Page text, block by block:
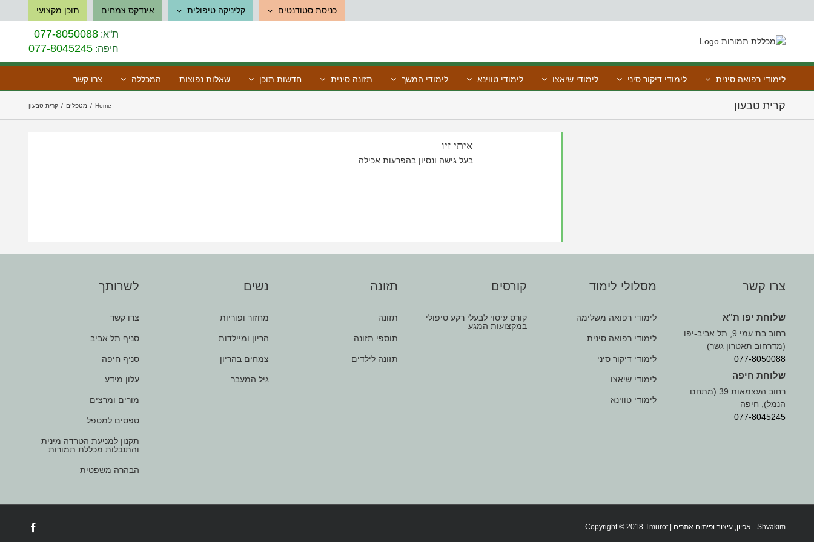
כניסת סטודנטים קליניקה טיפולית אינדקס צמחים תוכן מקצועי
ת“א: 077-8050088
חיפה: 077-8045245
לימודי רפואה סינית לימודי דיקור סיני לימודי שיאצו לימודי טווינא לימודי המשך תזונה סינית חדשות תוכן שאלות נפוצות המכללה צרו קשר
קרית טבעון Home
/ מטפלים / קרית טבעון
איתי זיו
בעל גישה ונסיון בהפרעות אכילה
צרו קשר
שלוחת יפו ת"א
רחוב בת עמי 9, תל אביב-יפו
(מדרחוב תאטרון גשר)
077-8050088
שלוחת חיפה
רחוב העצמאות 39 (מתחם
הנמל), חיפה
077-8045245
מסלולי לימוד
לימודי רפואה משלימה
לימודי רפואה סינית
לימודי דיקור סיני
לימודי שיאצו
לימודי טווינא
קורסים
קורס עיסוי לבעלי רקע טיפולי
במקצועות המגע
תזונה
תזונה
תוספי תזונה
תזונה לילדים
נשים
מחזור ופוריות
הריון ומיילדות
צמחים בהריון
גיל המעבר
לשרותך
צרו קשר
סניף תל אביב
סניף חיפה
עלון מידע
מורים ומרצים
טפסים למטפל
תקנון למניעת הטרדה מינית
והתנכלות מכללת תמורות
הבהרה משפטית
Shvakim - אפיון, עיצוב ופיתוח אתרים |Copyright © 2018 Tmurot